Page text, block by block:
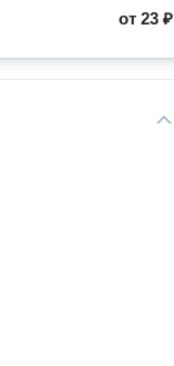
от23 ₽